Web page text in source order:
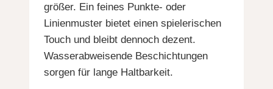
größer. Ein feines Punkte- oder
Linienmuster bietet einen spielerischen
Touch und bleibt dennoch dezent.
Wasserabweisende Beschichtungen
sorgen für lange Haltbarkeit.